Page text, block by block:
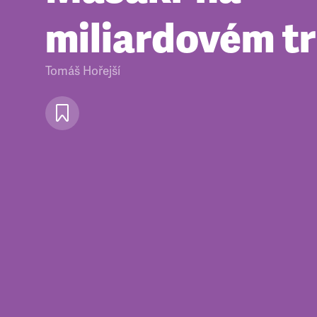
miliardovém
Tomáš Hořejší